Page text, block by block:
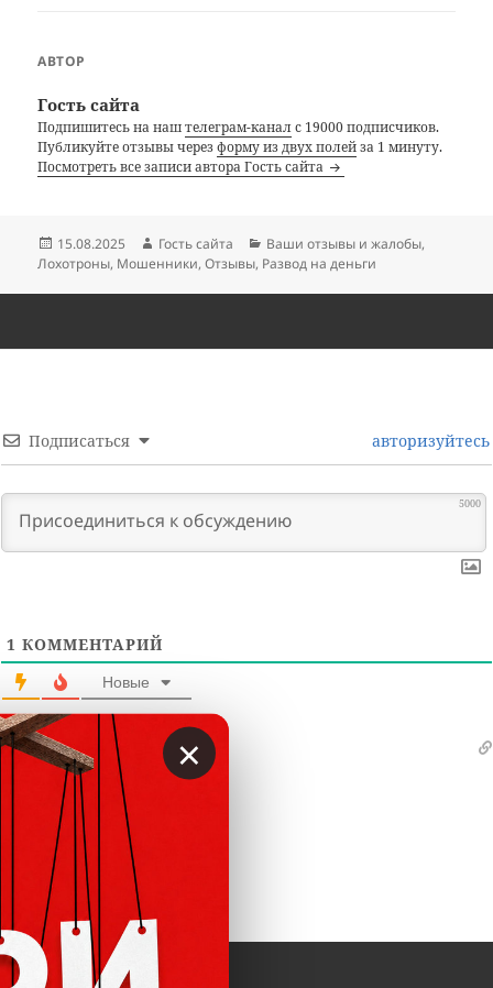
АВТОР
Гость сайта
Подпишитесь на наштелеграм-каналс 19000 подписчиков.
Публикуйте отзывы черезформу из двух полейза 1 минуту.
Посмотреть все записи автора Гость сайта
Опубликовано
15.08.2025 Автор
Гость сайта Рубрики
Ваши отзывы и жалобы,
Лохотроны, Мошенники,Отзывы, Развод на деньги
Подписаться авторизуйтесь
5000
1 КОММЕНТАРИЙ
Новые
Лара 10 месяцев назад
Только что меня кинула
Ответить
×